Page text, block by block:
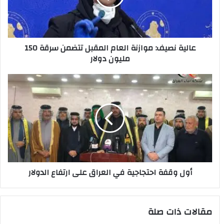
150
مليون
عالية نصيف: موازنة العام المقبل تتضمن سرقة 150
مليون دولار
أول
وقفة
احتجاجية
في
العراق
على
ارتفاع
أول وقفة احتجاجية في العراق على ارتفاع الدولار
مقالات ذات صلة